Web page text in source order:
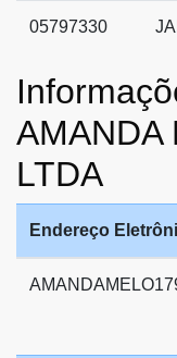
05797330
AMANDA
LTDA
Endereço